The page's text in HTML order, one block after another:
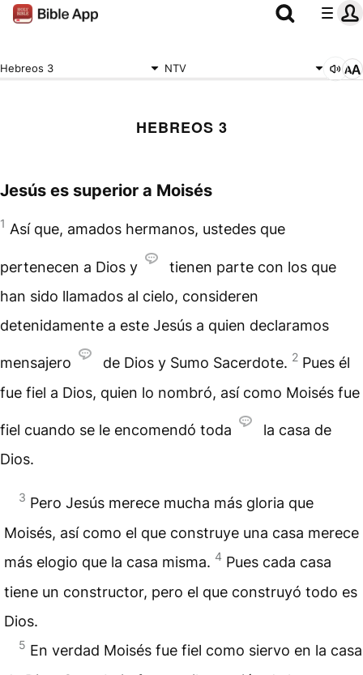
Hebreos 3 NTV
HEBREOS 3
Jesús es superior a Moisés
1 Así que, amados hermanos, ustedes que
pertenecen a Dios y
tienen parte con los que
han sido llamados al cielo, consideren
detenidamente a este Jesús a quien declaramos
mensajero de Dios y Sumo Sacerdote. 2 Pues él
fue fiel a Dios, quien lo nombró, así como Moisés fue
fiel cuando se le encomendó toda
la casa de
Dios.
3 Pero Jesús merece mucha más gloria que
Moisés, así como el que construye una casa merece
más elogio que la casa misma. 4 Pues cada casa
tiene un constructor, pero el que construyó todo es
Dios.
5 En verdad Moisés fue fiel como siervo en la casa